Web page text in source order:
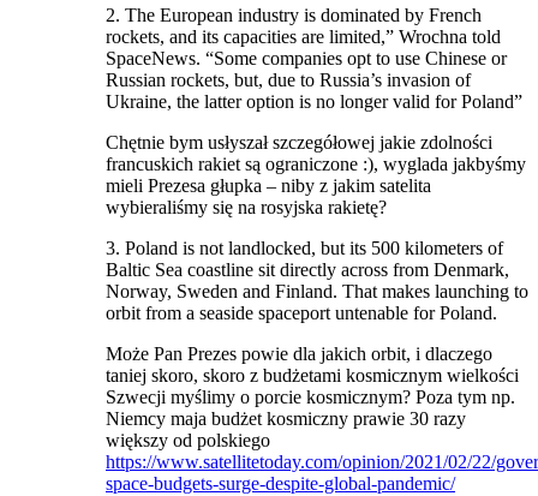
2. The European industry is dominated by French
rockets, and its capacities are limited,” Wrochna told
SpaceNews. “Some companies opt to use Chinese or
Russian rockets, but, due to Russia’s invasion of
Ukraine, the latter option is no longer valid for Poland”
Chętnie bym usłyszał szczegółowej jakie zdolności
francuskich rakiet są ograniczone :), wyglada jakbyśmy
mieli Prezesa głupka – niby z jakim satelita
wybieraliśmy się na rosyjska rakietę?
3. Poland is not landlocked, but its 500 kilometers of
Baltic Sea coastline sit directly across from Denmark,
Norway, Sweden and Finland. That makes launching to
orbit from a seaside spaceport untenable for Poland.
Może Pan Prezes powie dla jakich orbit, i dlaczego
taniej skoro, skoro z budżetami kosmicznym wielkości
Szwecji myślimy o porcie kosmicznym? Poza tym np.
Niemcy maja budżet kosmiczny prawie 30 razy
większy od polskiego
https://www.satellitetoday.com/opinion/2021/02/22/
space-budgets-surge-despite-global-pandemic/